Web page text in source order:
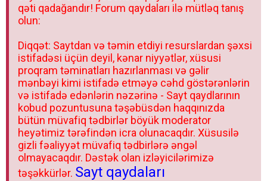
qəti qadağandır! Forum qaydaları ilə mütləq tanış
olun:
Diqqət: Saytdan və təmin etdiyi resurslardan şəxsi
istifadəsi üçün deyil, kənar niyyətlər, xüsusi
proqram təminatları hazırlanması və gəlir
mənbəyi kimi istifadə etməyə cəhd göstərənlərin
və istifadə edənlərin nəzərinə - Sayt qaydlarının
kobud pozuntusuna təşəbüsdən haqqınızda
bütün müvafiq tədbirlər böyük moderator
heyətimiz tərəfindən icra olunacaqdır. Xüsusilə
gizli fəaliyyət müvafiq tədbirlərə əngəl
olmayacaqdır. Dəstək olan izləyicilərimizə
təşəkkürlər. Sayt qaydaları